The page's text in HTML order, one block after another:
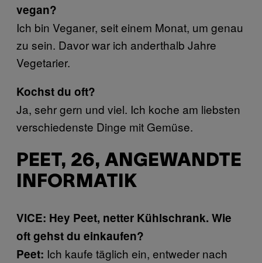
vegan?
Ich bin Veganer, seit einem Monat, um genau
zu sein. Davor war ich anderthalb Jahre
Vegetarier.
Kochst du oft?
Ja, sehr gern und viel. Ich koche am liebsten
verschiedenste Dinge mit Gemüse.
PEET, 26, ANGEWANDTE
INFORMATIK
VICE: Hey Peet, netter Kühlschrank. Wie
oft gehst du einkaufen?
Peet: Ich kaufe täglich ein, entweder nach